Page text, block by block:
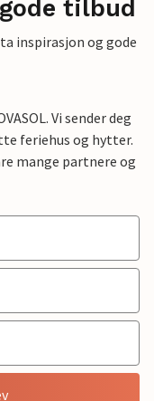
tilbud
inspirasjon og gode
Vi sender deg
feriehus og hytter.
mange partnere og